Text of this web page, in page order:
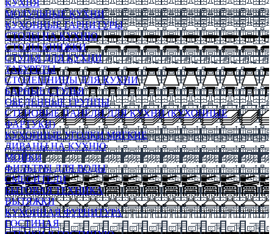
КУХНЯ
МОДУЛЬНЫЕ КУХНИ
КУХОННЫЕ ГАРНИТУРЫ
СТОЛЫ НА КУХНЮ
СТОЛЫ КНИЖКИ
СТУЛЬЯ ДЛЯ КУХНИ
ТАБУРЕТЫ
СТОЛЕШНИЦЫ ДЛЯ КУХНИ
БАРНЫЕ СТУЛЬЯ
ОБЕДЕННЫЕ ГРУППЫ
СТЕНОВЫЕ ПАНЕЛИ ДЛЯ КУХНИ (КУХОННЫЕ
ФАРТУКИ)
КУХОННЫЕ УГОЛКИ МЯГКИЕ
ДИВАНЫ НА КУХНЮ
МОЙКИ
ФИЛЬТРЫ ДЛЯ ВОДЫ
СМЕСИТЕЛИ
БЫТОВАЯ ТЕХНИКА
ВЫТЯЖКИ
КУХОННАЯ ФУРНИТУРА
ГОСТИНАЯ